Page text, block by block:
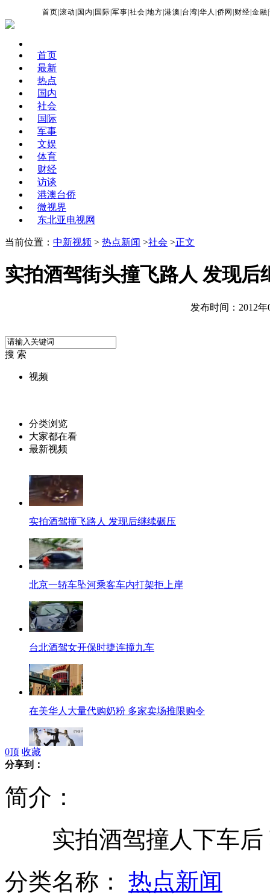
首页 |滚动 国内 国际 |军事 |社会 |地方 |港澳 台湾 |华人 |侨网 财经 |金融 |
首页
最新
热点
国内
社会
国际
军事
文娱
体育
财经
访谈
港澳台侨
微视界
东北亚电视网
当前位置： 中新视频 > 热点新闻 >社会 >正文
实拍酒驾街头撞飞路人 发现后
发布时间：2012年
搜 索
视频
分类浏览
大家都在看
最新视频
实拍酒驾撞飞路人 发现后继续碾压
北京一轿车坠河乘客车内打架拒上岸
台北酒驾女开保时捷连撞九车
在美华人大量代购奶粉 多家卖场推限购令
张柏芝送张东健父亲节礼物
0顶 收藏
分享到：
简介：
实拍酒驾撞人下车后
分类名称： 热点新闻